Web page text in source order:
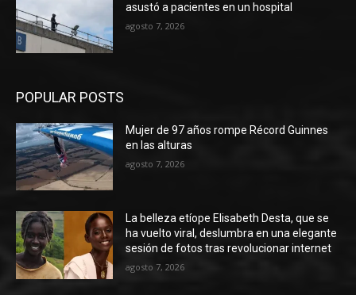
asustó a pacientes en un hospital
agosto 7, 2026
POPULAR POSTS
Mujer de 97 años rompe Récord Guinnes
en las alturas
agosto 7, 2026
La belleza etíope Elisabeth Desta, que se
ha vuelto viral, deslumbra en una elegante
sesión de fotos tras revolucionar internet
agosto 7, 2026